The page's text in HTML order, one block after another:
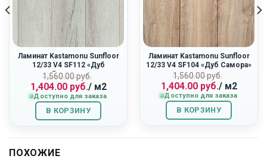
Ламинат Kastamonu Sunfloor
12/33 V4 SF112 «Дуб
Ривьера»
1,560.00руб.
Первоначальная
цена
составляла
1,560.00
руб..
1,404.00руб.
Текущая
цена:
1,404.00
руб..
/ м2
Доступно для заказа
В КОРЗИНУ
Ламинат Kastamonu Sunfloor
12/33 V4 SF104 «Дуб Самора»
1,560.00руб.
цена
составляла
1,560.00
руб..
1,404.00руб.
Текущая
цена:
1,404.00
руб..
/ м2
Доступно для заказа
В КОРЗИНУ
ПОХОЖИЕ